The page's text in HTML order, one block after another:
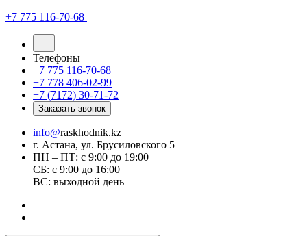
+7 775 116-70-68
Телефоны
+7 775 116-70-68
+7 778 406-02-99
+7 (7172) 30-71-72
Заказать звонок
info@raskhodnik.kz
г. Астана, ул. Брусиловского 5
ПН – ПТ: с 9:00 до 19:00
СБ: с 9:00 до 16:00
ВС: выходной день